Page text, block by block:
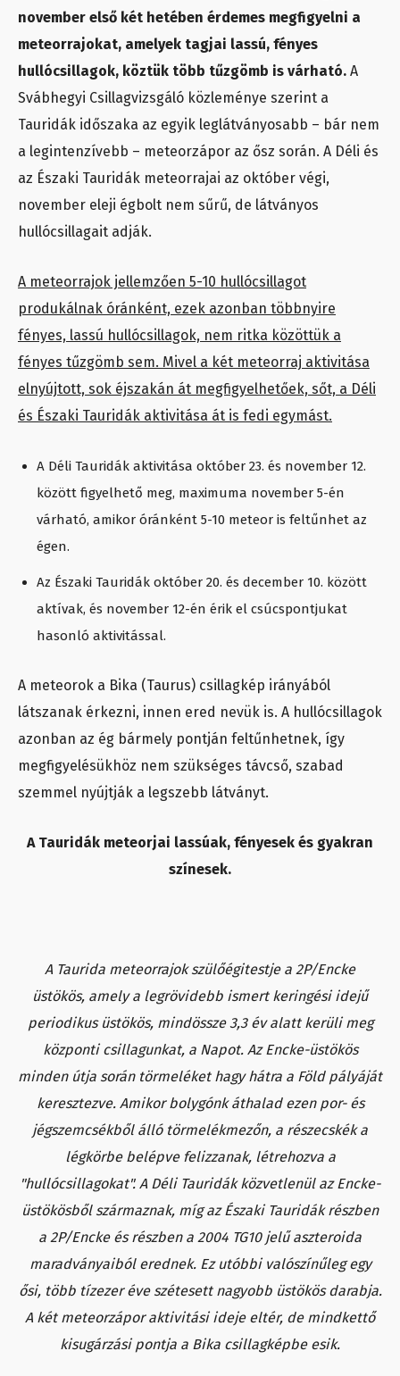
november első két hetében érdemes megfigyelni a
meteorrajokat, amelyek tagjai lassú, fényes
hullócsillagok, köztük több tűzgömb is várható. A
Svábhegyi Csillagvizsgáló közleménye szerint a
Tauridák időszaka az egyik leglátványosabb – bár nem
a legintenzívebb – meteorzápor az ősz során. A Déli és
az Északi Tauridák meteorrajai az október végi,
november eleji égbolt nem sűrű, de látványos
hullócsillagait adják.
A meteorrajok jellemzően 5-10 hullócsillagot
produkálnak óránként, ezek azonban többnyire
fényes, lassú hullócsillagok, nem ritka közöttük a
fényes tűzgömb sem. Mivel a két meteorraj aktivitása
elnyújtott, sok éjszakán át megfigyelhetőek, sőt, a Déli
és Északi Tauridák aktivitása át is fedi egymást.
A Déli Tauridák aktivitása október 23. és november 12.
között figyelhető meg, maximuma november 5-én
várható, amikor óránként 5-10 meteor is feltűnhet az
égen.
Az Északi Tauridák október 20. és december 10. között
aktívak, és november 12-én érik el csúcspontjukat
hasonló aktivitással.
A meteorok a Bika (Taurus) csillagkép irányából
látszanak érkezni, innen ered nevük is. A hullócsillagok
azonban az ég bármely pontján feltűnhetnek, így
megfigyelésükhöz nem szükséges távcső, szabad
szemmel nyújtják a legszebb látványt.
A Tauridák meteorjai lassúak, fényesek és gyakran
színesek.
A Taurida meteorrajok szülőégitestje a 2P/Encke
üstökös, amely a legrövidebb ismert keringési idejű
periodikus üstökös, mindössze 3,3 év alatt kerüli meg
központi csillagunkat, a Napot. Az Encke-üstökös
minden útja során törmeléket hagy hátra a Föld pályáját
keresztezve. Amikor bolygónk áthalad ezen por- és
jégszemcsékből álló törmelékmezőn, a részecskék a
légkörbe belépve felizzanak, létrehozva a
"hullócsillagokat". A Déli Tauridák közvetlenül az Encke-
üstökösből származnak, míg az Északi Tauridák részben
a 2P/Encke és részben a 2004 TG10 jelű aszteroida
maradványaiból erednek. Ez utóbbi valószínűleg egy
ősi, több tízezer éve szétesett nagyobb üstökös darabja.
A két meteorzápor aktivitási ideje eltér, de mindkettő
kisugárzási pontja a Bika csillagképbe esik.